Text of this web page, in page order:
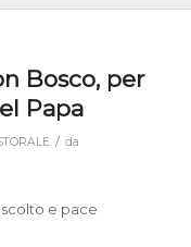
Bosco, per
Papa
/ da
e pace